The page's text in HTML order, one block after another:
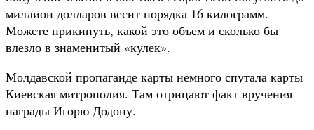
миллион долларов весит порядка 16 килограмм.
Можете прикинуть, какой это объем и сколько бы
влезло в знаменитый «кулек».
Молдавской пропаганде карты немного спутала карты
Киевская митрополия. Там отрицают факт вручения
награды Игорю Додону.